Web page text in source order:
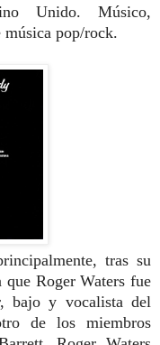
Unido. Músico,
pop/rock.
tras su
que Roger Waters fue
bajo y vocalista del
de los miembros